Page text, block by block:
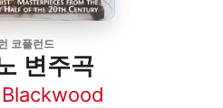
코플런드
변주곡